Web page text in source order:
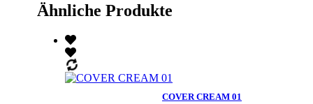
Ähnliche Produkte
COVER CREAM 01